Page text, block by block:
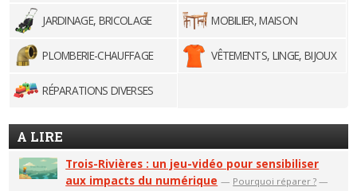
JARDINAGE, BRICOLAGE
MOBILIER, MAISON
PLOMBERIE-CHAUFFAGE VÊTEMENTS, LINGE, BIJOUX
RÉPARATIONS DIVERSES
A LIRE
Trois-Rivières : un jeu-vidéo pour sensibiliser
aux impacts du numérique — Pourquoi réparer ? —